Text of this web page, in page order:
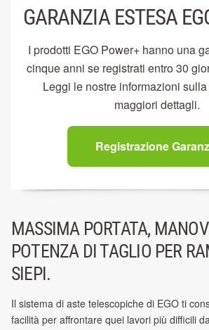
GARANZIA ESTESA
I prodotti EGO Power+ hanno una
cinque anni se registrati entro 30
Leggi le nostre informazioni sulla
maggiori dettagli.
Registrazione
MASSIMA PORTATA,
POTENZA DI TAGLIO PER
SIEPI.
Il sistema di aste telescopiche di EGO ti
facilità per affrontare quei lavori più difficili